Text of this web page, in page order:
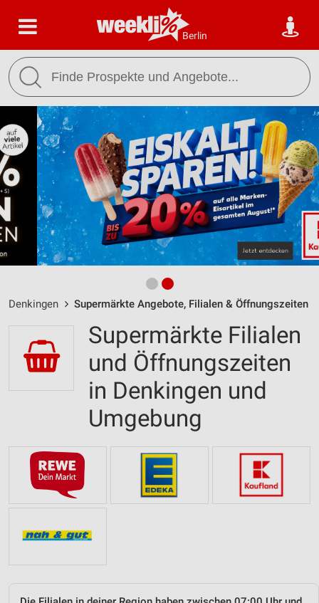
Berlin
Denkingen Supermärkte Angebote, Filialen & Öffnungszeiten
Supermärkte Filialen
und Öffnungszeiten
in Denkingen und
Umgebung